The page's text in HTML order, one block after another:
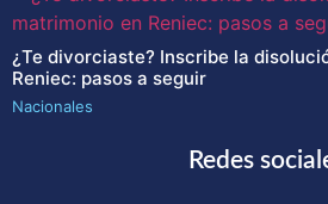
¿Te divorciaste? Inscribe la
Reniec: pasos a seguir
Nacionales
Redes